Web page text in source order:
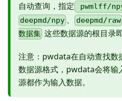
自动查询，指定
pwmlff/
deepmd/npy 、 deepmd/raw
数据集 这些数据源的根目录
注意：pwdata在自动查找数
数据源格式，pwdata会将输
源都作为输入数据。